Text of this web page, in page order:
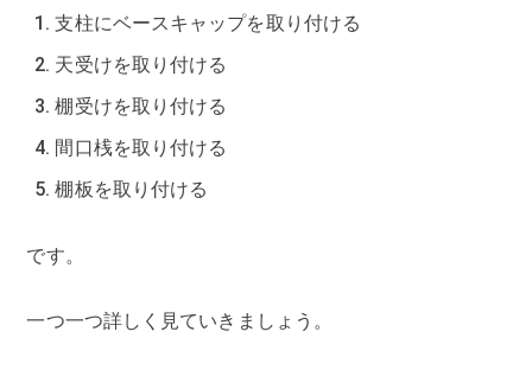
支柱にベースキャップを取り付ける
天受けを取り付ける
棚受けを取り付ける
間口桟を取り付ける
棚板を取り付ける
です。
一つ一つ詳しく見ていきましょう。